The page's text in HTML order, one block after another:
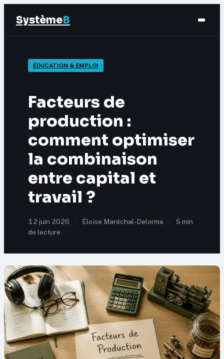
SystèmeB
Finance
Éducation & Emploi
Marketing
ÉDUCATION & EMPLOI
Facteurs de
production :
comment optimiser
la combinaison
entre capital et
travail ?
12 juin 2026 · Éloïse Maréchal-Delorme ·
5 min
de lecture